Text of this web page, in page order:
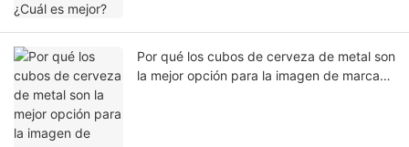
Por qué los cubos de cerveza de metal son
la mejor opción para la imagen de marca